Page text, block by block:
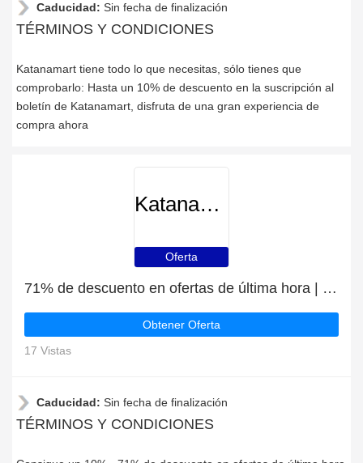
Caducidad: Sin fecha de finalización
TÉRMINOS Y CONDICIONES
Katanamart tiene todo lo que necesitas, sólo tienes que
comprobarlo: Hasta un 10% de descuento en la suscripción al
boletín de Katanamart, disfruta de una gran experiencia de
compra ahora
Katanamart
Oferta
71% de descuento en ofertas de última hora | caducan pronto
Obtener Oferta
17 Vistas
Caducidad: Sin fecha de finalización
TÉRMINOS Y CONDICIONES